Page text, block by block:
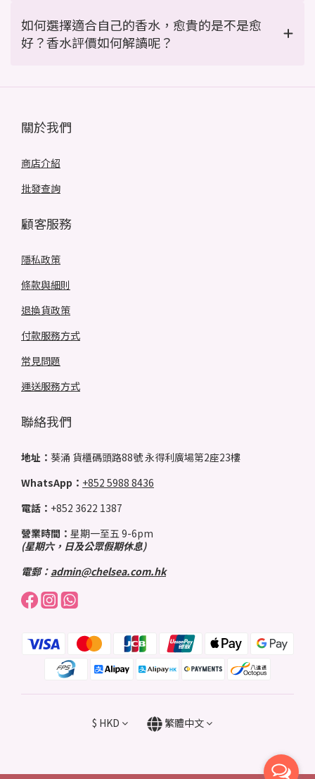
如何選擇適合自己的香水，愈貴的是不是愈
好？香水評價如何解讀呢？
關於我們
商店介紹
批發查詢
顧客服務
隱私政策
條款與細則
退換貨政策
付款服務方式
常見問題
運送服務方式
聯絡我們
地址： 葵涌 貨櫃碼頭路88號 永得利廣場第2座23樓
WhatsApp： +852 5988 8436
電話： +852 3622 1387
營業時間： 星期一至五 9-6pm
(星期六，日及公眾假期休息)
電郵： admin@chelsea.com.hk
$ HKD 繁體中文